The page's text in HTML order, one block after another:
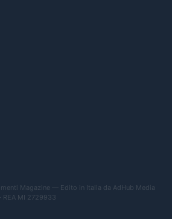
Magazine — Edito in Italia da AdHub Media
REA MI 2729933